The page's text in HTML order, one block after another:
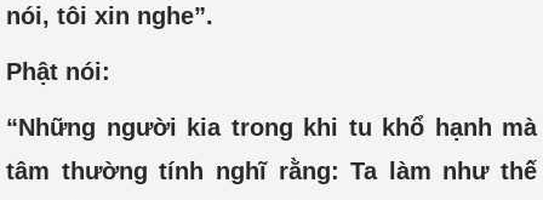
nói, tôi xin nghe”.
Phật nói:
“Những người kia trong khi tu khổ hạnh mà
tâm thường tính nghĩ rằng: Ta làm như thế